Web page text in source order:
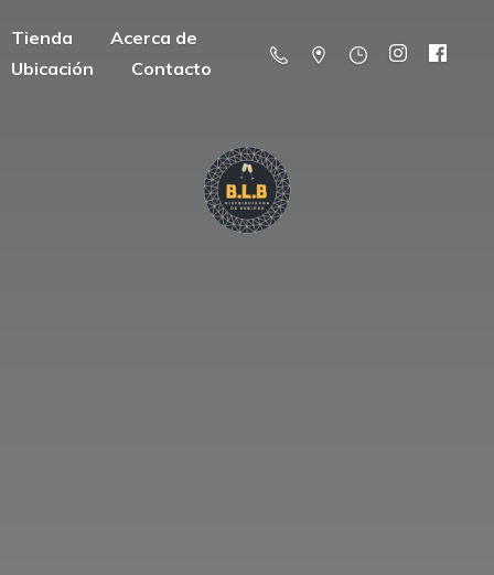
Tienda
Acerca de
Ubicación
Contacto